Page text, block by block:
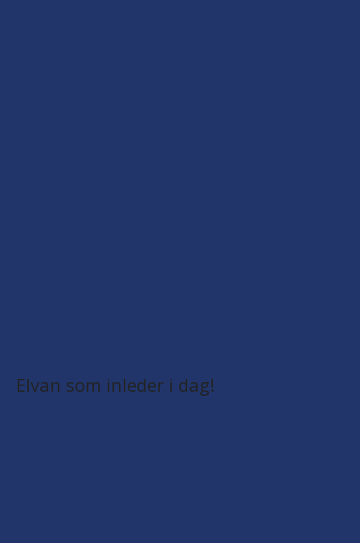
Elvan som inleder i dag!